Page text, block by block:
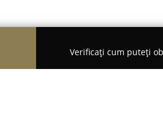
Verificați cum puteți